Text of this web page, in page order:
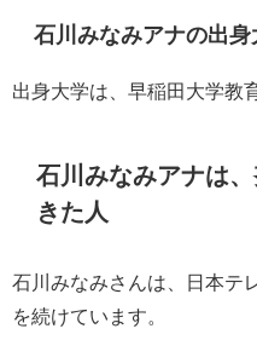
石川みなみアナの出身
出身大学は、早稲田大学教
石川みなみアナは
きた人
石川みなみさんは、日本テ
を続けています。